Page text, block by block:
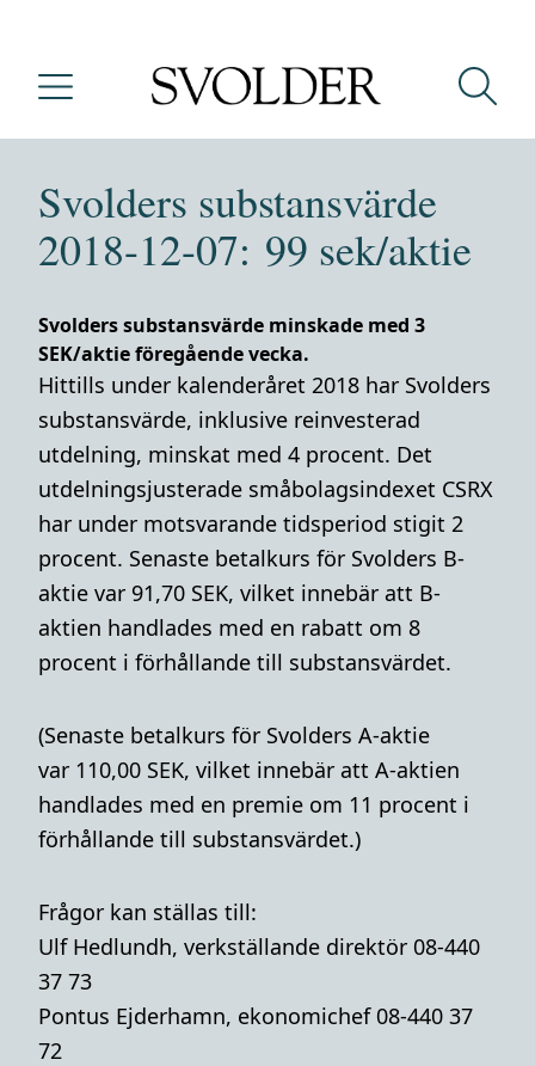
Svolders substansvärde
2018-12-07: 99 sek/aktie
Svolders substansvärde minskade med 3
SEK/aktie föregående vecka.
Hittills under kalenderåret 2018 har Svolders
substansvärde, inklusive reinvesterad
utdelning, minskat med 4 procent. Det
utdelningsjusterade småbolagsindexet CSRX
har under motsvarande tidsperiod stigit 2
procent. Senaste betalkurs för Svolders B-
aktie var 91,70 SEK, vilket innebär att B-
aktien handlades med en rabatt om 8
procent i förhållande till substansvärdet.
(Senaste betalkurs för Svolders A-aktie
var 110,00 SEK, vilket innebär att A-aktien
handlades med en premie om 11 procent i
förhållande till substansvärdet.)
Frågor kan ställas till:
Ulf Hedlundh, verkställande direktör 08-440
37 73
Pontus Ejderhamn, ekonomichef 08-440 37
72